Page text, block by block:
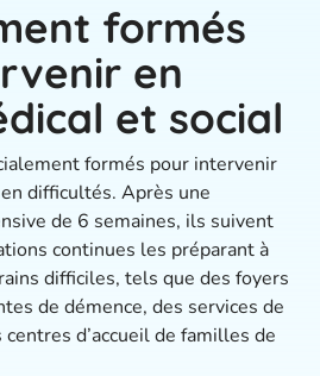
formés
en
et social
formés pour intervenir
difficultés. Après une
de 6 semaines, ils suivent
continues les préparant à
difficiles, tels que des foyers
de démence, des services de
d’accueil de familles de